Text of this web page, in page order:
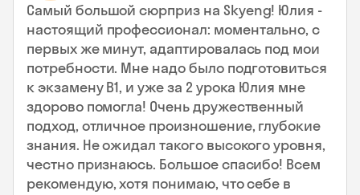
Самый большой сюрприз на Skyeng! Юлия -
настоящий профессионал: моментально, с
первых же минут, адаптировалась под мои
потребности. Мне надо было подготовиться
к экзамену В1, и уже за 2 урока Юлия мне
здорово помогла! Очень дружественный
подход, отличное произношение, глубокие
знания. Не ожидал такого высокого уровня,
честно признаюсь. Большое спасибо! Всем
рекомендую, хотя понимаю, что себе в